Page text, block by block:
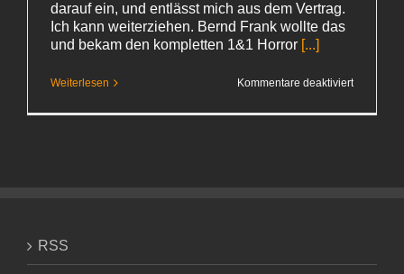
darauf ein, und entlässt mich aus dem Vertrag.
Ich kann weiterziehen. Bernd Frank wollte das
und bekam den kompletten 1&1 Horror [...]
Weiterlesen Kommentare deaktiviertfür
RSS